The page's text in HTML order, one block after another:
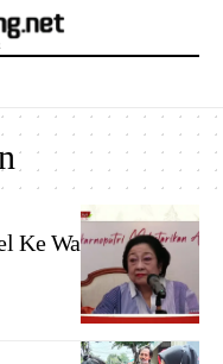
Ke Walikota Hendi